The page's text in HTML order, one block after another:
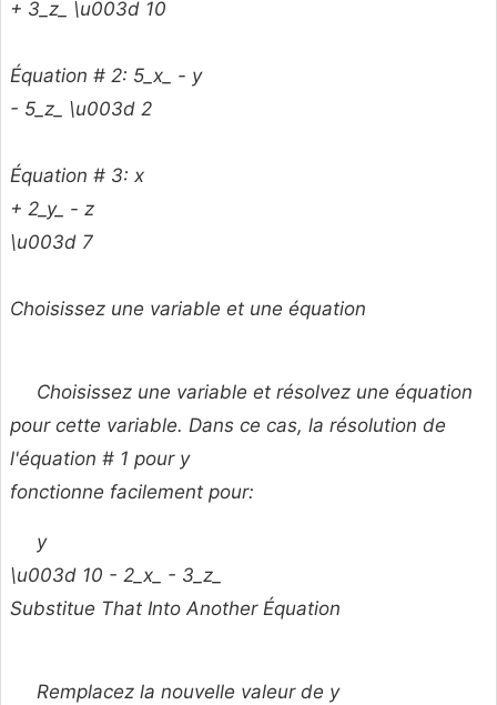
+ 3_z_ \u003d 10
Équation # 2: 5_x_ - y
- 5_z_ \u003d 2
Équation # 3: x
+ 2_y_ - z
\u003d 7
Choisissez une variable et une équation
Choisissez une variable et résolvez une équation
pour cette variable. Dans ce cas, la résolution de
l'équation # 1 pour y
fonctionne facilement pour:
y
\u003d 10 - 2_x_ - 3_z_
Substitue That Into Another Équation
Remplacez la nouvelle valeur de y